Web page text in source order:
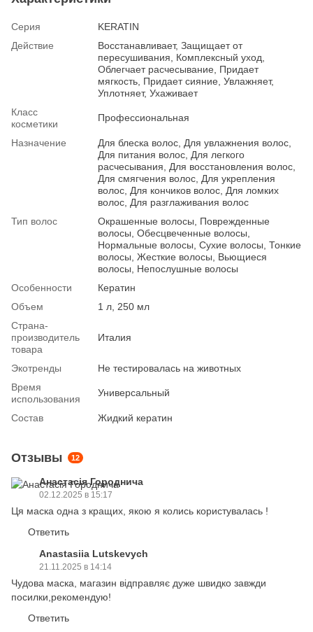
Серия
KERATIN
Действие
Восстанавливает, Защищает от
пересушивания, Комплексный уход,
Облегчает расчесывание, Придает
мягкость, Придает сияние, Увлажняет,
Уплотняет, Ухаживает
Класс
косметики
Профессиональная
Назначение
Для блеска волос, Для увлажнения волос,
Для питания волос, Для легкого
расчесывания, Для восстановления волос,
Для смягчения волос, Для укрепления
волос, Для кончиков волос, Для ломких
волос, Для разглаживания волос
Тип волос
Окрашенные волосы, Поврежденные
волосы, Обесцвеченные волосы,
Нормальные волосы, Сухие волосы, Тонкие
волосы, Жесткие волосы, Вьющиеся
волосы, Непослушные волосы
Особенности
Кератин
Объем
1 л, 250 мл
Страна-
производитель
товара
Италия
Экотренды
Не тестировалась на животных
Время
использования
Универсальный
Состав Жидкий кератин
Отзывы 12
Анастасія Городнича
02.12.2025 в 15:17
Ця маска одна з кращих, якою я колись користувалась !
Ответить
Anastasiia Lutskevych
21.11.2025 в 14:14
Чудова маска, магазин відправляє дуже швидко завжди
посилки,рекомендую!
Ответить